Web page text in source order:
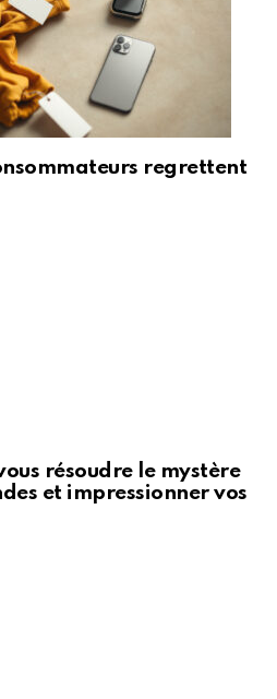
regrettent
résoudre le mystère
et impressionner vos